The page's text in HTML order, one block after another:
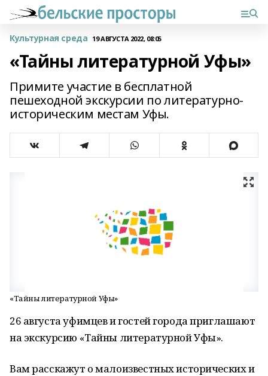
Культурная среда 19 АВГУСТА 2022, 08:05
«Тайны литературной Уфы»
Примите участие в бесплатной
пешеходной экскурсии по литературно-
историческим местам Уфы.
«Тайны литературной Уфы»
26 августа уфимцев и гостей города приглашают
на экскурсию «Тайны литературной Уфы».
Вам расскажут о малоизвестных исторических и